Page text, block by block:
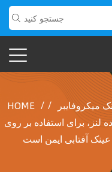
HOME / میکروفایبر /
لنز، برای استفاده بر روی
آفتابی ایمن است